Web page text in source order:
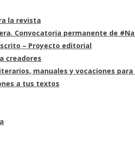
la revista
Convocatoria permanente de
– Proyecto editorial
creadores
manuales y vocaciones
a tus textos